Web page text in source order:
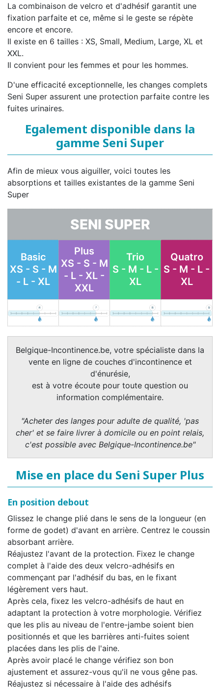
La combinaison de velcro et d'adhésif garantit une
fixation parfaite et ce, même si le geste se répète
encore et encore.
Il existe en 6 tailles : XS, Small, Medium, Large, XL et
XXL.
Il convient pour les femmes et pour les hommes.
D'une efficacité exceptionnelle, les changes complets
Seni Super assurent une protection parfaite contre les
fuites urinaires.
Egalement disponible dans la
gamme Seni Super
Afin de mieux vous aiguiller, voici toutes les
absorptions et tailles existantes de la gamme Seni
Super
SENI SUPER
Basic
XS - S - M
- L - XL
Plus
XS - S - M
- L - XL -
XXL
Trio
S - M - L -
XL
Quatro
S - M - L -
XL
Belgique-Incontinence.be, votre spécialiste dans la
vente en ligne de couches d'incontinence et
d'énurésie,
est à votre écoute pour toute question ou
information complémentaire.
"Acheter des langes pour adulte de qualité, 'pas
cher' et se faire livrer à domicile ou en point relais,
c'est possible avec Belgique-Incontinence.be"
Mise en place du Seni Super Plus
En position debout
Glissez le change plié dans le sens de la longueur (en
forme de godet) d'avant en arrière. Centrez le coussin
absorbant arrière.
Réajustez l'avant de la protection. Fixez le change
complet à l'aide des deux velcro-adhésifs en
commençant par l'adhésif du bas, en le fixant
légèrement vers haut.
Après cela, fixez les velcro-adhésifs de haut en
adaptant la protection à votre morphologie. Vérifiez
que les plis au niveau de l'entre-jambe soient bien
positionnés et que les barrières anti-fuites soient
placées dans les plis de l'aine.
Après avoir placé le change vérifiez son bon
ajustement et assurez-vous qu'il ne vous gêne pas.
Réajustez si nécessaire à l'aide des adhésifs